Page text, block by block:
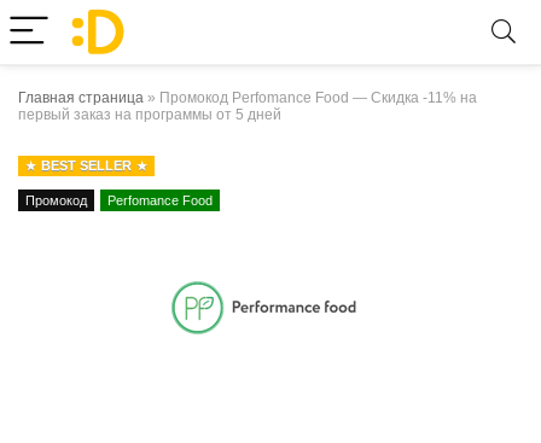
Главная страница » Промокод Perfomance Food — Скидка -11% на
первый заказ на программы от 5 дней
BEST SELLER
Промокод Perfomance Food